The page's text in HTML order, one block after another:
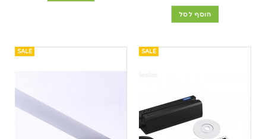
הוסף לסל
SALE
SALE